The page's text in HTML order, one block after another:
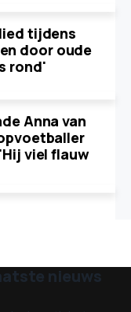
tijdens
door oude
rond'
Anna van
viel flauw
nieuws